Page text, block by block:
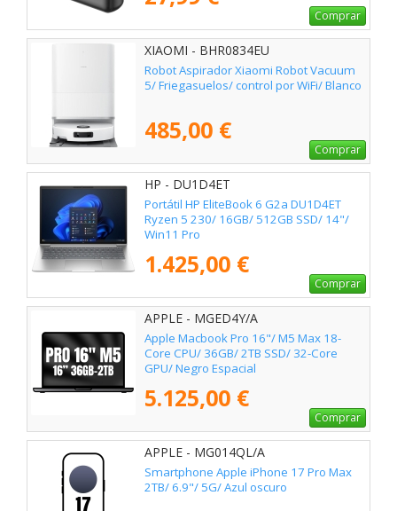
Comprar
XIAOMI - BHR0834EU
Robot Aspirador Xiaomi Robot Vacuum
5/ Friegasuelos/ control por WiFi/ Blanco
485,00 €
Comprar
HP - DU1D4ET
Portátil HP EliteBook 6 G2a DU1D4ET
Ryzen 5 230/ 16GB/ 512GB SSD/ 14"/
Win11 Pro
1.425,00 €
Comprar
APPLE - MGED4Y/A
Apple Macbook Pro 16"/ M5 Max 18-
Core CPU/ 36GB/ 2TB SSD/ 32-Core
GPU/ Negro Espacial
5.125,00 €
Comprar
APPLE - MG014QL/A
Smartphone Apple iPhone 17 Pro Max
2TB/ 6.9"/ 5G/ Azul oscuro